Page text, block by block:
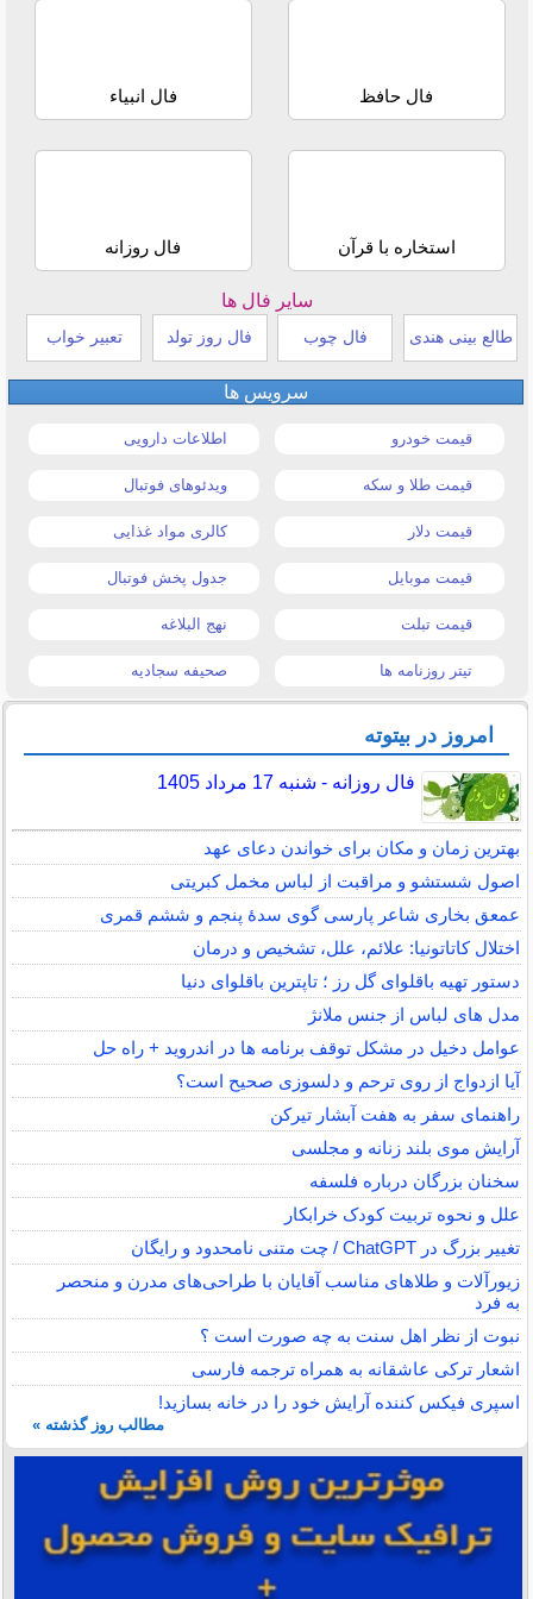
فال حافظ فال انبیاء
استخاره با قرآن فال روزانه
سایر فال ها
طالع بینی هندی فال چوب فال روز تولد تعبیر خواب
سرویس ها
قیمت خودرو اطلاعات دارویی
قیمت طلا و سکه ویدئوهای فوتبال
قیمت دلار کالری مواد غذایی
قیمت موبایل جدول پخش فوتبال
قیمت تبلت نهج البلاغه
تیتر روزنامه ها صحیفه سجادیه
امروز در بیتوته
فال روزانه - شنبه 17 مرداد 1405
بهترین زمان و مکان برای خواندن دعای عهد
اصول شستشو و مراقبت از لباس مخمل کبریتی
عمعق بخاری شاعر پارسی گوی سدهٔ پنجم و ششم قمری
اختلال کاتاتونیا: علائم، علل، تشخیص و درمان
دستور تهیه باقلوای گل رز ؛ تاپترین باقلوای دنیا
مدل های لباس از جنس ملانژ
عوامل دخیل در مشکل توقف برنامه ها در اندروید + راه حل
آیا ازدواج از روی ترحم و دلسوزی صحیح است؟
راهنمای سفر به هفت آبشار تیرکن
آرایش موی بلند زنانه و مجلسی
سخنان بزرگان درباره فلسفه
علل و نحوه تربیت کودک خرابکار
تغییر بزرگ در ChatGPT / چت متنی نامحدود و رایگان
زیورآلات و طلاهای مناسب آقایان با طراحی‌های مدرن و منحصر
به فرد
نبوت از نظر اهل سنت به چه صورت است ؟
اشعار ترکی عاشقانه به همراه ترجمه فارسی
اسپری فیکس کننده آرایش خود را در خانه بسازید!
مطالب روز گذشته »